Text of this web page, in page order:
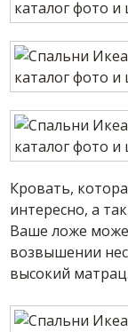
Кровать,
интересно, а
Ваше ложе
возвышении
высокий матрац.